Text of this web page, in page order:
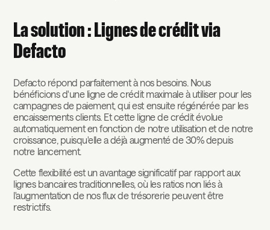
La solution : Lignes de crédit via
Defacto
‍Defacto répond parfaitement à nos besoins. Nous
bénéficions d'une ligne de crédit maximale à utiliser pour les
campagnes de paiement, qui est ensuite régénérée par les
encaissements clients. Et cette ligne de crédit évolue
automatiquement en fonction de notre utilisation et de notre
croissance, puisqu'elle a déjà augmenté de 30% depuis
notre lancement.
Cette flexibilité est un avantage significatif par rapport aux
lignes bancaires traditionnelles, où les ratios non liés à
l'augmentation de nos flux de trésorerie peuvent être
restrictifs.